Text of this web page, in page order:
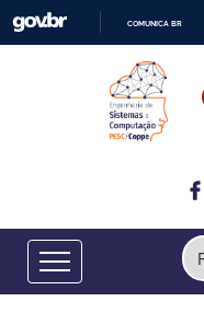
COMUNICA BR